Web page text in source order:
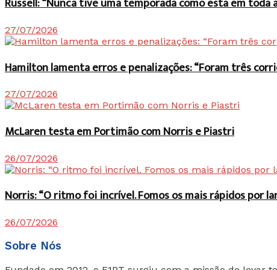
27/07/2026
Hamilton lamenta erros e penalizações: “Foram três
27/07/2026
McLaren testa em Portimão com Norris e Piastri
26/07/2026
Norris: “O ritmo foi incrível. Fomos os mais rápidos por
26/07/2026
Sobre Nós